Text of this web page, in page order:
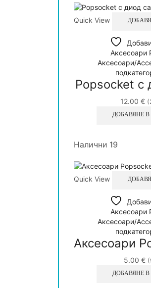
Quick View
Аксесоари
Аксесоари/
Popsocket с
12.00 €
ДОБАВЯНЕ
Налични 19
Quick View
Аксесоари
Аксесоари/
Аксесоари
5.00 €
ДОБАВЯНЕ